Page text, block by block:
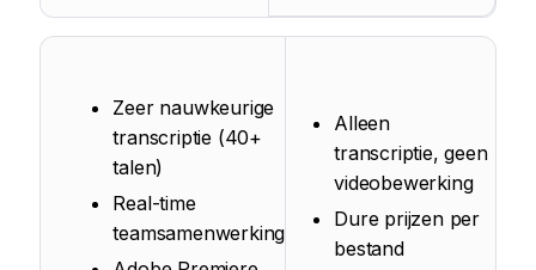
Zeer nauwkeurige
transcriptie (40+
talen)
Real-time
teamsamenwerking
Alleen
transcriptie, geen
videobewerking
Dure prijzen per
bestand